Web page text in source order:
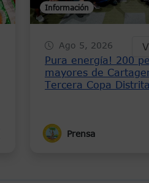
Información
Ago 5, 2026
Pura energía! 200
mayores de
Tercera Copa
Prensa